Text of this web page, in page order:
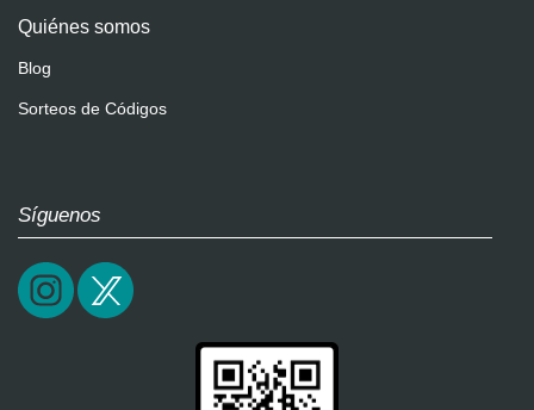
Quiénes somos
Blog
Sorteos de Códigos
Síguenos